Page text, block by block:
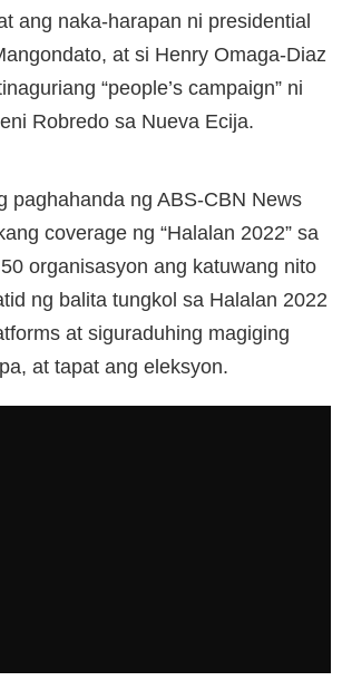
ang naka-harapan ni presidential
at si Henry Omaga-Diaz
“people’s campaign” ni
Robredo sa Nueva Ecija.
paghahanda ng ABS-CBN News
coverage ng “Halalan 2022” sa
organisasyon ang katuwang nito
ng balita tungkol sa Halalan 2022
at siguraduhing magiging
at tapat ang eleksyon.